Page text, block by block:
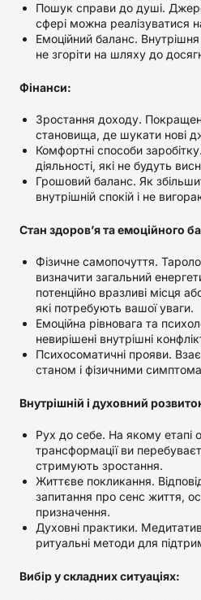
Пошук справи до душі.
сфері можна реалізуватися
Емоційний баланс.
не згоріти на шляху до
Фінанси:
Зростання доходу.
становища, де шукати нові
Комфортні способи
діяльності, які не будуть
Грошовий баланс. Як
внутрішній спокій і не
Стан здоров’я та емоційного
Фізичне самопочуття.
визначити загальний
потенційно вразливі місця
які потребують вашої уваги.
Емоційна рівновага та
невирішені внутрішні
Психосоматичні прояви.
станом і фізичними
Внутрішній і духовний
Рух до себе. На якому етапі
трансформації ви
стримують зростання.
Життєве покликання.
запитання про сенс життя,
призначення.
Духовні практики.
ритуальні методи для
Вибір у складних ситуаціях: